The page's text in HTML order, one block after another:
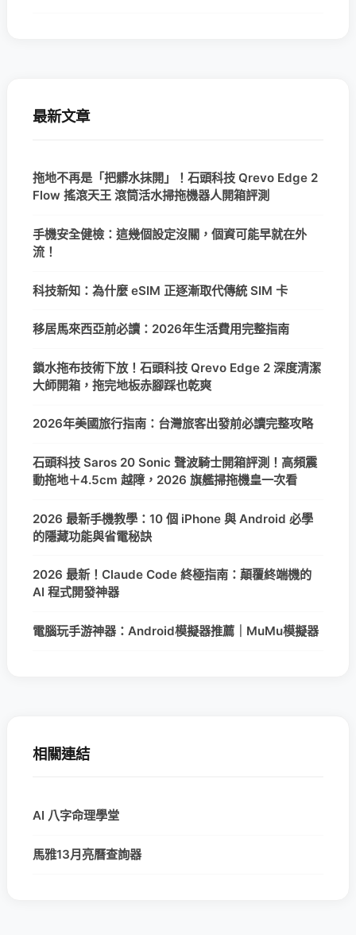
最新文章
拖地不再是「把髒水抹開」！石頭科技 Qrevo Edge 2
Flow 搖滾天王 滾筒活水掃拖機器人開箱評測
手機安全健檢：這幾個設定沒關，個資可能早就在外
流！
科技新知：為什麼 eSIM 正逐漸取代傳統 SIM 卡
移居馬來西亞前必讀：2026年生活費用完整指南
鎖水拖布技術下放！石頭科技 Qrevo Edge 2 深度清潔
大師開箱，拖完地板赤腳踩也乾爽
2026年美國旅行指南：台灣旅客出發前必讀完整攻略
石頭科技 Saros 20 Sonic 聲波騎士開箱評測！高頻震
動拖地＋4.5cm 越障，2026 旗艦掃拖機皇一次看
2026 最新手機教學：10 個 iPhone 與 Android 必學
的隱藏功能與省電秘訣
2026 最新！Claude Code 終極指南：顛覆終端機的
AI 程式開發神器
電腦玩手游神器：Android模擬器推薦｜MuMu模擬器
相關連結
AI 八字命理學堂
馬雅13月亮曆查詢器